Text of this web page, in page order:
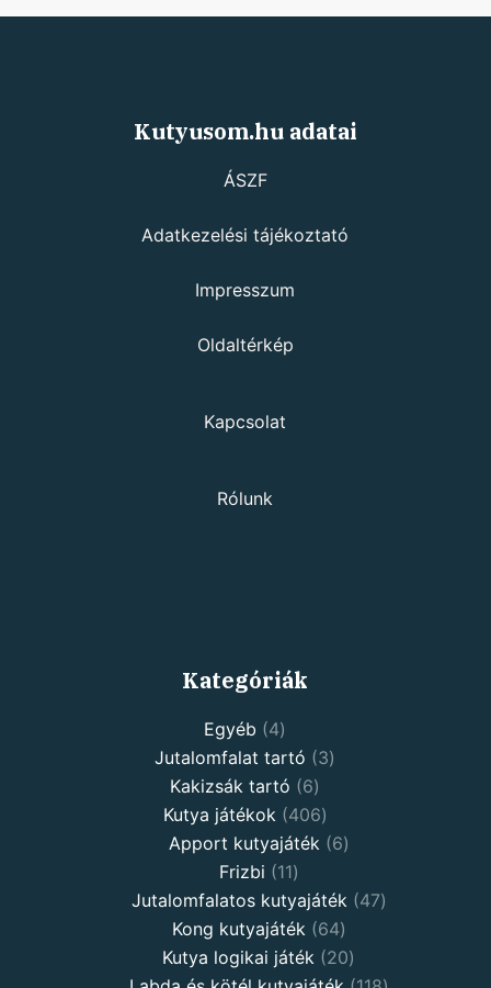
Kutyusom.hu adatai
ÁSZF
Adatkezelési tájékoztató
Impresszum
Oldaltérkép
Kapcsolat
Rólunk
Kategóriák
Egyéb
4
Jutalomfalat tartó
3
Kakizsák tartó
6
Kutya játékok
406
Apport kutyajáték
6
Frizbi
11
Jutalomfalatos kutyajáték
47
Kong kutyajáték
64
Kutya logikai játék
20